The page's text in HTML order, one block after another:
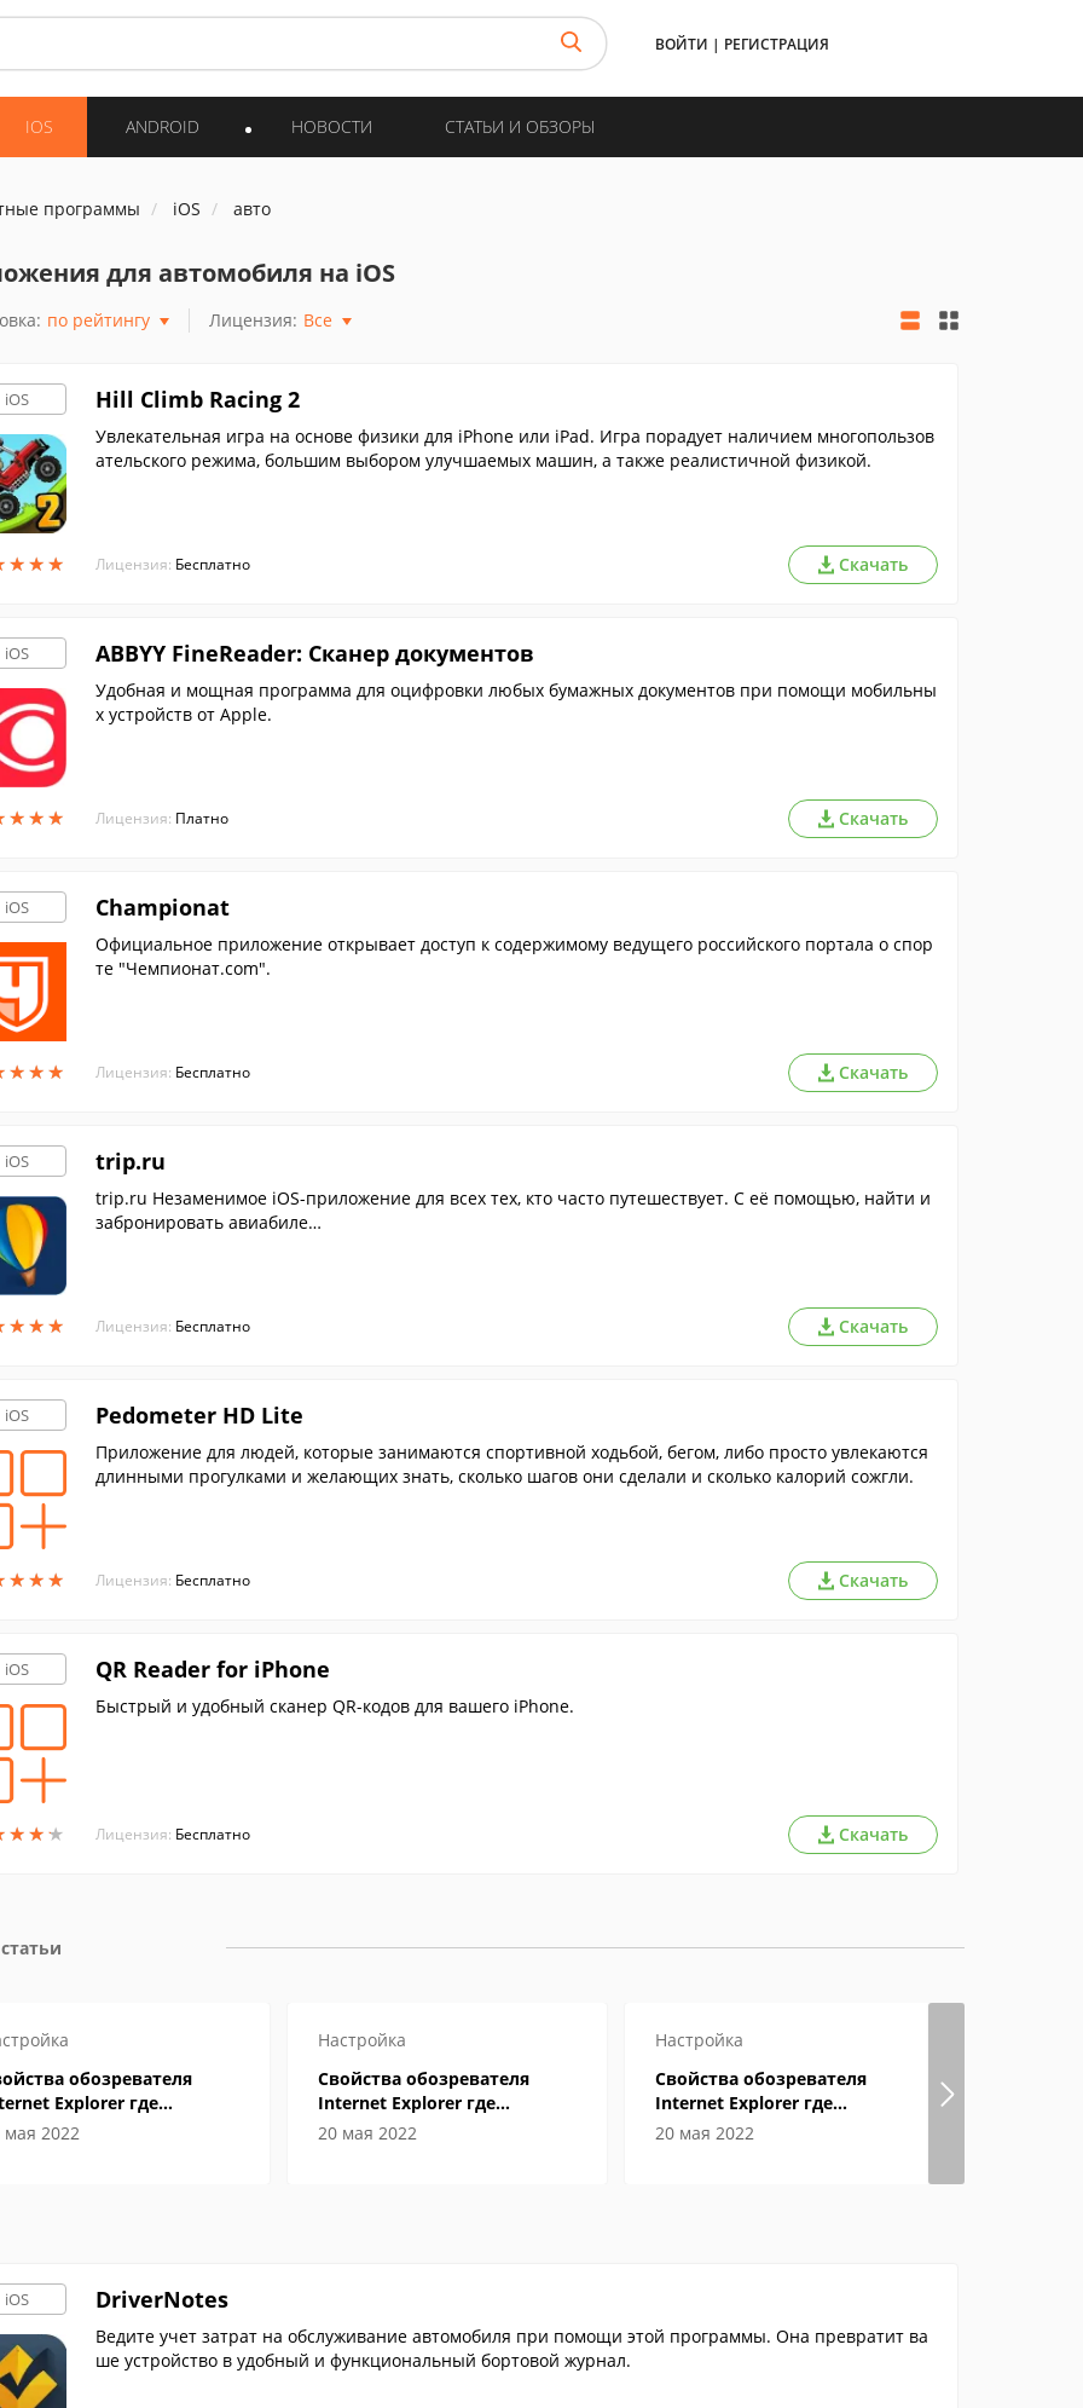
ВОЙТИ | РЕГИСТРАЦИЯ
IOS ANDROID НОВОСТИ СТАТЬИ И ОБЗОРЫ
программы iOS авто
для автомобиля на iOS
по рейтингу Лицензия: Все
iOS
★★★
★★★
Hill Climb Racing 2
Увлекательная игра на основе физики для iPhone или iPad. Игра порадует наличием многопользов
ательского режима, большим выбором улучшаемых машин, а также реалистичной физикой.
Лицензия: Бесплатно Скачать
iOS
★★★
★★★
ABBYY FineReader: Сканер документов
Удобная и мощная программа для оцифровки любых бумажных документов при помощи мобильны
х устройств от Apple.
Лицензия: Платно Скачать
iOS
★★★
★★★
Championat
Официальное приложение открывает доступ к содержимому ведущего российского портала о спор
те "Чемпионат.com".
Лицензия: Бесплатно Скачать
iOS
★★★
★★★
trip.ru
trip.ru Незаменимое iOS-приложение для всех тех, кто часто путешествует. С её помощью, найти и
забронировать авиабиле…
Лицензия: Бесплатно Скачать
iOS
★★★
★★★
Pedometer HD Lite
Приложение для людей, которые занимаются спортивной ходьбой, бегом, либо просто увлекаются
длинными прогулками и желающих знать, сколько шагов они сделали и сколько калорий сожгли.
Лицензия: Бесплатно Скачать
iOS
★★★
★★★
QR Reader for iPhone
Быстрый и удобный сканер QR-кодов для вашего iPhone.
Лицензия: Бесплатно Скачать
обозревателя
Explorer где
мая 2022
Настройка
Свойства обозревателя
Internet Explorer где
находится
20 мая 2022
Настройка
Свойства обозревателя
Internet Explorer где
находится
20 мая 2022
iOS DriverNotes
Ведите учет затрат на обслуживание автомобиля при помощи этой программы. Она превратит ва
ше устройство в удобный и функциональный бортовой журнал.